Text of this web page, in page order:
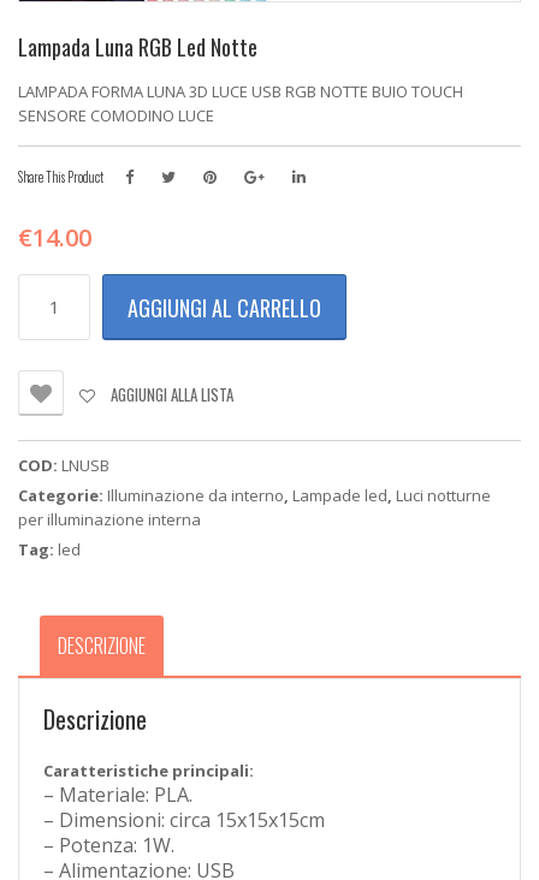
Lampada Luna RGB Led Notte
LAMPADA FORMA LUNA 3D LUCE USB RGB NOTTE BUIO TOUCH
SENSORE COMODINO LUCE
Share This Product
€14.00
luna
notte
quantità
AGGIUNGI AL CARRELLO
AGGIUNGI ALLA LISTA
COD: LNUSB
Categorie: Illuminazione da interno, Lampade led, Luci notturne
per illuminazione interna
Tag: led
DESCRIZIONE
Descrizione
Caratteristiche principali:
– Materiale: PLA.
– Dimensioni: circa 15x15x15cm
– Potenza: 1W.
– Alimentazione: USB